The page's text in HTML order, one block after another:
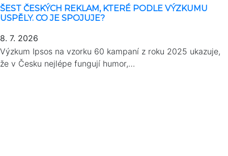
ŠEST ČESKÝCH REKLAM, KTERÉ PODLE VÝZKUMU
USPĚLY. CO JE SPOJUJE?
8. 7. 2026
Výzkum Ipsos na vzorku 60 kampaní z roku 2025 ukazuje,
že v Česku nejlépe fungují humor,…